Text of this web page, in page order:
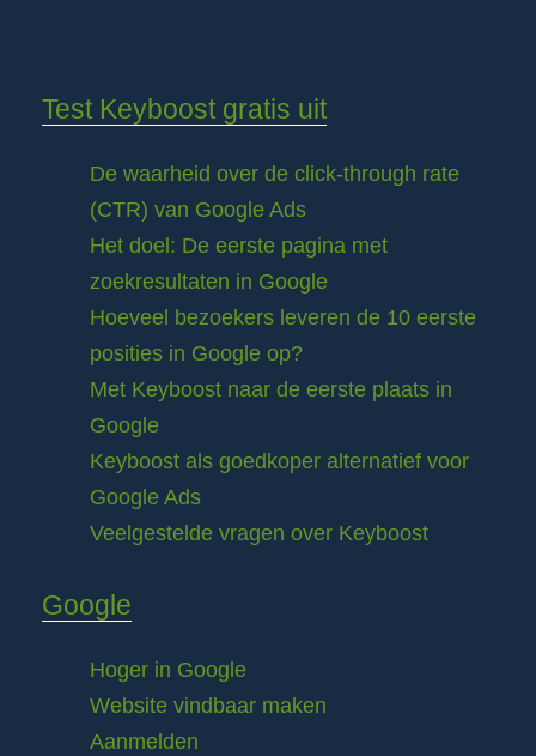
Test Keyboost gratis uit
De waarheid over de click-through rate
(CTR) van Google Ads
Het doel: De eerste pagina met
zoekresultaten in Google
Hoeveel bezoekers leveren de 10 eerste
posities in Google op?
Met Keyboost naar de eerste plaats in
Google
Keyboost als goedkoper alternatief voor
Google Ads
Veelgestelde vragen over Keyboost
Google
Hoger in Google
Website vindbaar maken
Aanmelden